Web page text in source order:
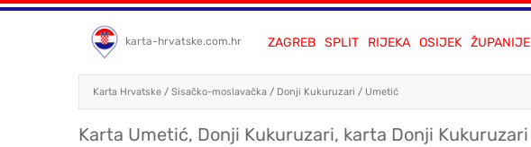
karta-hrvatske.com.hr ZAGREB SPLIT RIJEKA OSIJEK ŽUPANIJE
Karta Hrvatske / Sisačko-moslavačka / Donji Kukuruzari / Umetić
Karta Umetić, Donji Kukuruzari, karta Donji Kukuruzari